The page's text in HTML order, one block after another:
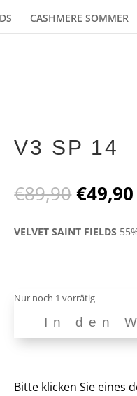
CASHMERE SOMMER
V3 SP 14
€89,90
Preis
war:
€49,90
VELVET SAINT FIELDS
Nur noch 1 vorrätig
Menge
In den
Bitte klicken Sie eines